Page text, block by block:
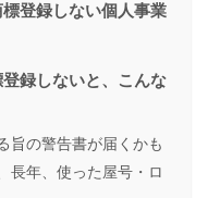
標登録しない個人事業
録しないと、こんな
旨の警告書が届くかも
長年、使った屋号・ロ